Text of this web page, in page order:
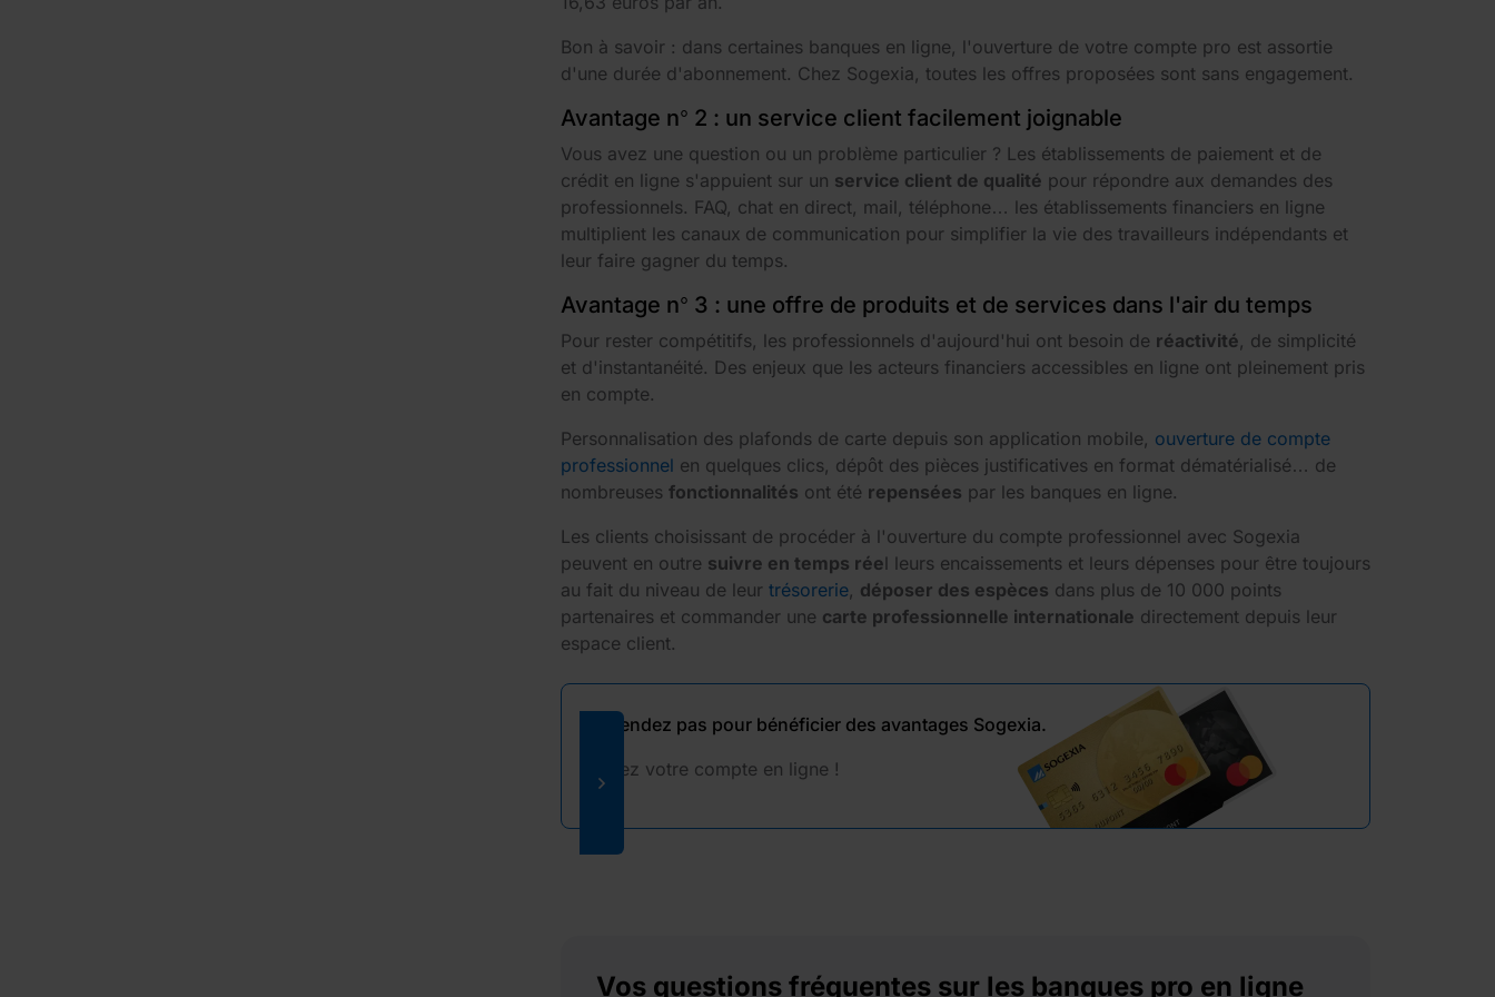
Bon à savoir : dans certaines banques en ligne, l'ouverture de votre compte pro est assortie
d'une durée d'abonnement. Chez Sogexia, toutes les offres proposées sont sans engagement.
Avantage n° 2 : un service client facilement joignable
Vous avez une question ou un problème particulier ? Les établissements de paiement et de
crédit en ligne s'appuient sur un service client de qualité pour répondre aux demandes des
professionnels. FAQ, chat en direct, mail, téléphone… les établissements financiers en ligne
multiplient les canaux de communication pour simplifier la vie des travailleurs indépendants et
leur faire gagner du temps.
Avantage n° 3 : une offre de produits et de services dans l'air du temps
Pour rester compétitifs, les professionnels d'aujourd'hui ont besoin de réactivité, de simplicité
et d'instantanéité. Des enjeux que les acteurs financiers accessibles en ligne ont pleinement pris
en compte.
Personnalisation des plafonds de carte depuis son application mobile, ouverture de compte
professionnel en quelques clics, dépôt des pièces justificatives en format dématérialisé… de
nombreuses fonctionnalités ont été repensées par les banques en ligne.
Les clients choisissant de procéder à l'ouverture du compte professionnel avec Sogexia
peuvent en outre suivre en temps réel leurs encaissements et leurs dépenses pour être toujours
au fait du niveau de leur trésorerie, déposer des espèces dans plus de 10 000 points
partenaires et commander une carte professionnelle internationale directement depuis leur
espace client.
N'attendez pas pour bénéficier des avantages Sogexia.
Ouvrez votre compte en ligne !
Vos questions fréquentes sur les banques pro en ligne